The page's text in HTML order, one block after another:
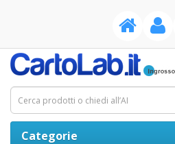
Categorie